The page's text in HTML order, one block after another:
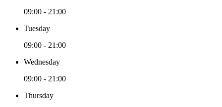
09:00 - 21:00
Tuesday
09:00 - 21:00
Wednesday
09:00 - 21:00
Thursday